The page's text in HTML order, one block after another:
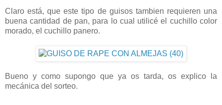
Claro está, que este tipo de guisos tambien requieren una
buena cantidad de pan, para lo cual utilicé el cuchillo color
morado, el cuchillo panero.
Bueno y como supongo que ya os tarda, os explico la
mecánica del sorteo.